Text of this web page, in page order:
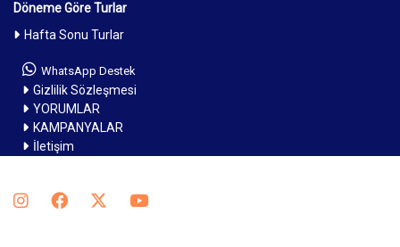
Döneme Göre Turlar
Hafta Sonu Turlar
WhatsApp Destek
Gizlilik Sözleşmesi
YORUMLAR
KAMPANYALAR
İletişim